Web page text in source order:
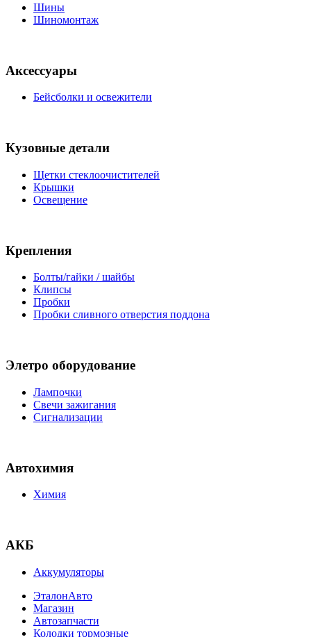
Шины
Шиномонтаж
Аксессуары
Бейсболки и освежители
Кузовные детали
Щетки стеклоочистителей
Крышки
Освещение
Крепления
Болты/гайки / шайбы
Клипсы
Пробки
Пробки сливного отверстия поддона
Элетро оборудование
Лампочки
Свечи зажигания
Сигнализации
Автохимия
Химия
АКБ
Аккумуляторы
ЭталонАвто
Магазин
Автозапчасти
Колодки тормозные